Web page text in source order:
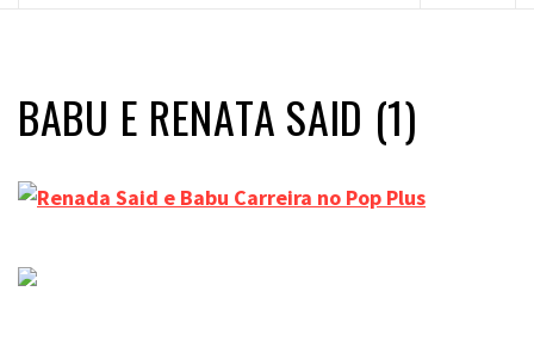
BABU E RENATA SAID (1)